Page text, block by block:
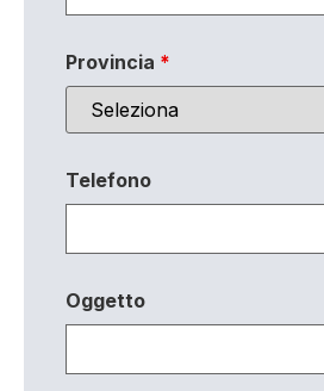
Provincia *
Telefono
Oggetto